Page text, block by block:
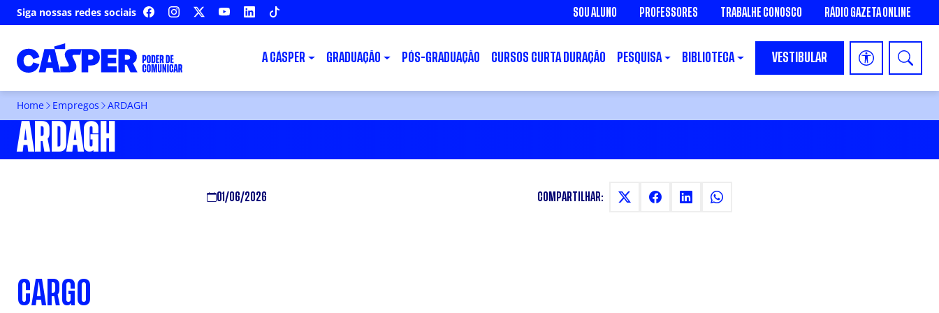
Siga nossas redes sociais FACEBOOKINSTAGRAM YOUTUBELINKEDIN SOU ALUNO PROFESSORES TRABALHE CONOSCO RÁDIO GAZETA ONLINE
A CÁSPER GRADUAÇÃO PÓS-GRADUAÇÃO CURSOS CURTA DURAÇÃO PESQUISA BIBLIOTECA VESTIBULAR
Home Empregos ARDAGH
ARDAGH
01/06/2026 COMPARTILHAR:
CARGO